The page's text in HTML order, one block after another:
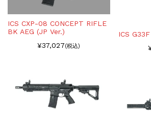
ICS CXP-08 CONCEPT RIFLE
BK AEG (JP Ver.)
¥37,027(税込)
ICS